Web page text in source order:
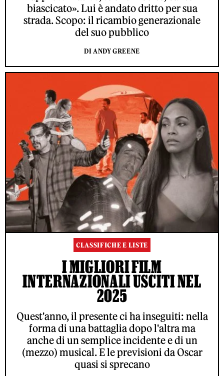
biascicato». Lui è andato dritto per sua
strada. Scopo: il ricambio generazionale
del suo pubblico
DI ANDY GREENE
CLASSIFICHE E LISTE
I MIGLIORI FILM
INTERNAZIONALI USCITI NEL
2025
Quest'anno, il presente ci ha inseguiti: nella
forma di una battaglia dopo l'altra ma
anche di un semplice incidente e di un
(mezzo) musical. E le previsioni da Oscar
quasi si sprecano